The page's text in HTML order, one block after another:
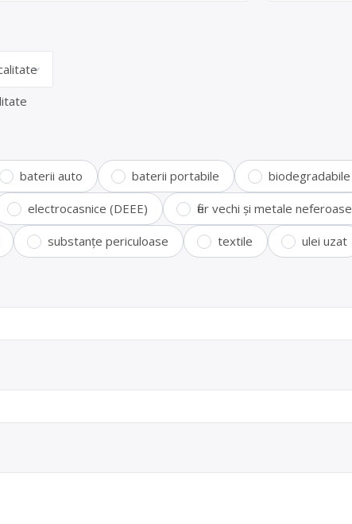
baterii auto baterii portabile biodegradabile
electrocasnice (DEEE) fier vechi și metale neferoase
substanțe periculoase textile ulei uzat